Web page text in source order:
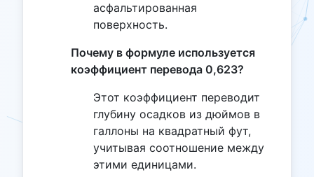
асфальтированная
поверхность.
Почему в формуле используется
коэффициент перевода 0,623?
Этот коэффициент переводит
глубину осадков из дюймов в
галлоны на квадратный фут,
учитывая соотношение между
этими единицами.